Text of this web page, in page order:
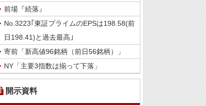
前場『続落』
No.3223｢東証プライムのEPSは198.58(前
日198.41)と過去最高｣
寄前「新高値96銘柄（前日56銘柄）」
NY「主要3指数は揃って下落」
開示資料